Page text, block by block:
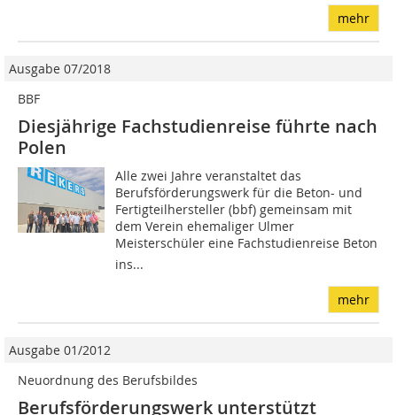
mehr
Ausgabe 07/2018
BBF
Diesjährige Fachstudienreise führte nach
Polen
Alle zwei Jahre veranstaltet das
Berufsförderungswerk für die Beton- und
Fertigteilhersteller (bbf) gemeinsam mit
dem Verein ehemaliger Ulmer
Meisterschüler eine Fachstudienreise Beton
ins...
mehr
Ausgabe 01/2012
Neuordnung des Berufsbildes
Berufsförderungswerk unterstützt